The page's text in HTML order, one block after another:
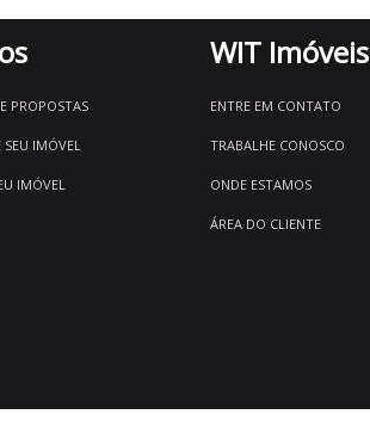
PROPOSTAS
SEU IMÓVEL
IMÓVEL
WIT Imóveis
ENTRE EM CONTATO
TRABALHE CONOSCO
ONDE ESTAMOS
ÁREA DO CLIENTE